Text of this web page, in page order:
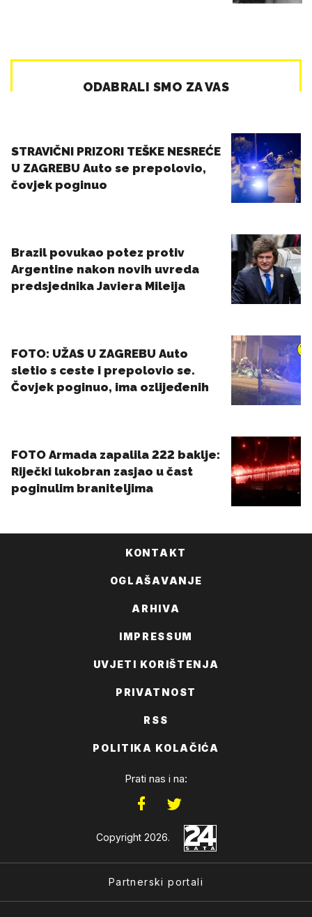
KONTAKT
OGLAŠAVANJE
ARHIVA
IMPRESSUM
UVJETI KORIŠTENJA
PRIVATNOST
RSS
POLITIKA KOLAČIĆA
Prati nas i na:
Copyright 2026.
Partnerski portali